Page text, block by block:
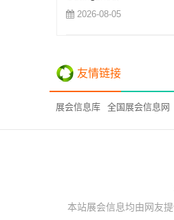
2026-08-05
友情链接
展会信息库 全国展会信息网
本站展会信息均由网友